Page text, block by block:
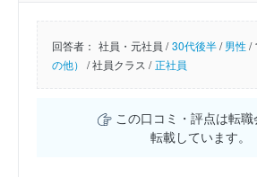
回答者： 社員・元社員 / 30代後半/男性/
の他） /社員クラス / 正社員
この口コミ・評点は転職
転載しています。